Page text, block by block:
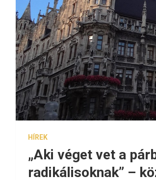
HÍREK
„Aki véget vet a
radikálisoknak” –